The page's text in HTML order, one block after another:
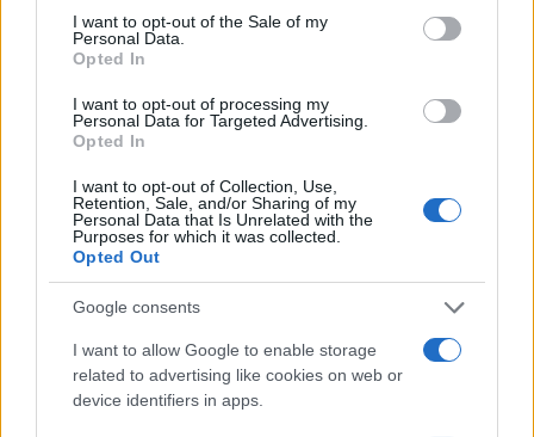
consent section.
I want to opt-out of the Sale of my
Personal Data.
Opted In
I want to opt-out of processing my
Personal Data for Targeted Advertising.
Opted In
I want to opt-out of Collection, Use,
Retention, Sale, and/or Sharing of my
Personal Data that Is Unrelated with the
Purposes for which it was collected.
Opted Out
Google consents
I want to allow Google to enable storage
related to advertising like cookies on web or
device identifiers in apps.
A fuoco un deposito con bombole, intervento dei
Ristorante distrutto dalle fiamme a La
Maddalena, incendio a Monti d’à rena
Le previsioni meteo per il weekend a Olbia e in
Gallura
Michelle Hunziker in Gallura, bella anche dal
vivo: un amico vip svela come fa